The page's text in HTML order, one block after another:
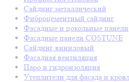
Сайдинг металлический
Фиброцементный сайдинг
Фасадные и цокольные панели
Фасадные панели COSTUNE
Сайдинг виниловый
Фасадная вентиляция
Паро и гидроизоляция
Утеплители для фасада и